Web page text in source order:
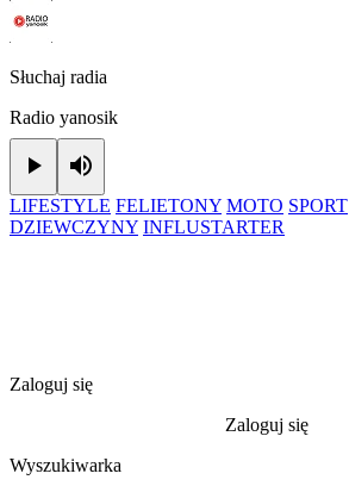
Słuchaj radia
Radio yanosik
Play
LIFESTYLE FELIETONY MOTO SPORT
DZIEWCZYNY INFLUSTARTER
Zaloguj się
Zaloguj się
Wyszukiwarka